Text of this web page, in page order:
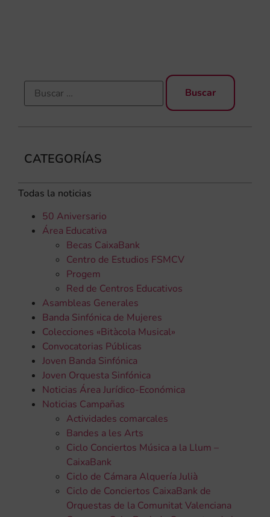
CATEGORÍAS
Todas la noticias
50 Aniversario
Área Educativa
Becas CaixaBank
Centro de Estudios FSMCV
Progem
Red de Centros Educativos
Asambleas Generales
Banda Sinfónica de Mujeres
Colecciones «Bitàcola Musical»
Convocatorias Públicas
Joven Banda Sinfónica
Joven Orquesta Sinfónica
Noticias Área Jurídico-Económica
Noticias Campañas
Actividades comarcales
Bandes a les Arts
Ciclo Conciertos Música a la Llum –
CaixaBank
Ciclo de Cámara Alquería Julià
Ciclo de Conciertos CaixaBank de
Orquestas de la Comunitat Valenciana